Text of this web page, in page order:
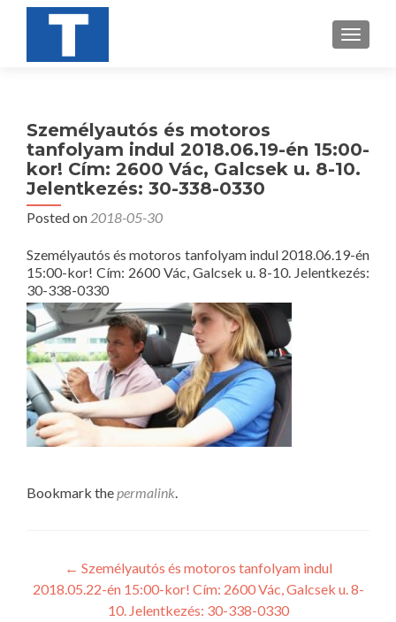
Személyautós és motoros
tanfolyam indul 2018.06.19-én 15:00-
kor! Cím: 2600 Vác, Galcsek u. 8-10.
Jelentkezés: 30-338-0330
Posted on 2018-05-30
Személyautós és motoros tanfolyam indul 2018.06.19-én
15:00-kor! Cím: 2600 Vác, Galcsek u. 8-10. Jelentkezés:
30-338-0330
Bookmark thepermalink.
Post
navigation
← Személyautós és motoros tanfolyam indul
2018.05.22-én 15:00-kor! Cím: 2600 Vác, Galcsek u. 8-
10. Jelentkezés: 30-338-0330